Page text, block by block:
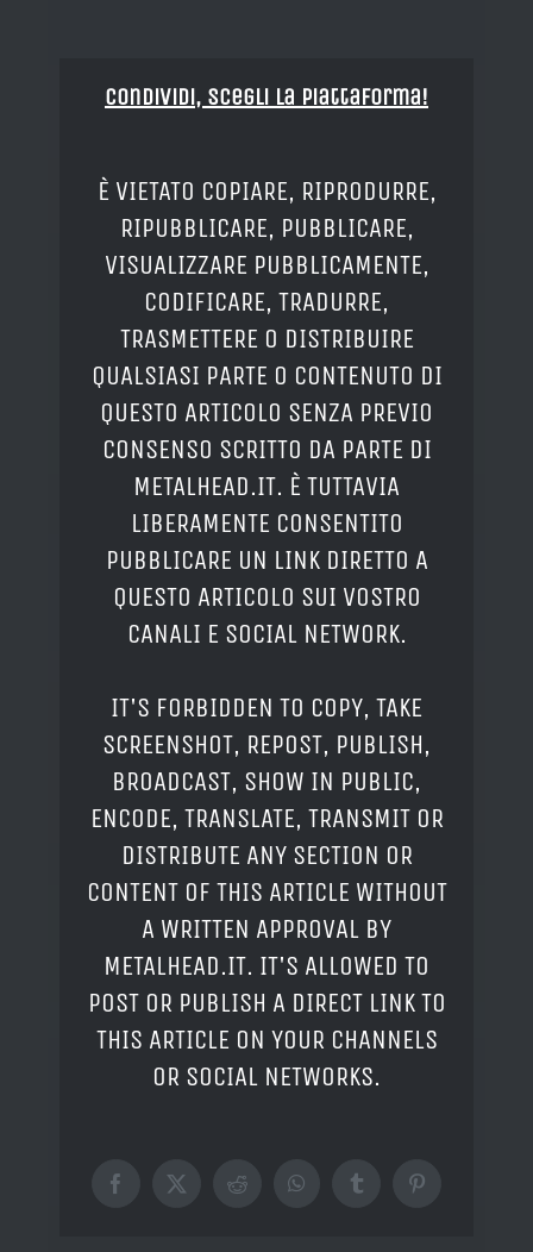
Condividi, Scegli la piattaforma!
È VIETATO COPIARE, RIPRODURRE,
RIPUBBLICARE, PUBBLICARE,
VISUALIZZARE PUBBLICAMENTE,
CODIFICARE, TRADURRE,
TRASMETTERE O DISTRIBUIRE
QUALSIASI PARTE O CONTENUTO DI
QUESTO ARTICOLO SENZA PREVIO
CONSENSO SCRITTO DA PARTE DI
METALHEAD.IT. È TUTTAVIA
LIBERAMENTE CONSENTITO
PUBBLICARE UN LINK DIRETTO A
QUESTO ARTICOLO SUI VOSTRO
CANALI E SOCIAL NETWORK.
IT'S FORBIDDEN TO COPY, TAKE
SCREENSHOT, REPOST, PUBLISH,
BROADCAST, SHOW IN PUBLIC,
ENCODE, TRANSLATE, TRANSMIT OR
DISTRIBUTE ANY SECTION OR
CONTENT OF THIS ARTICLE WITHOUT
A WRITTEN APPROVAL BY
METALHEAD.IT. IT'S ALLOWED TO
POST OR PUBLISH A DIRECT LINK TO
THIS ARTICLE ON YOUR CHANNELS
OR SOCIAL NETWORKS.
Facebook
X RedditWhatsAppTumblrPinterest